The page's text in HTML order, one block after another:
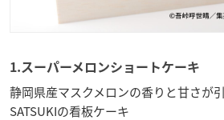
1.スーパーメロンショートケーキ
静岡県産マスクメロンの香りと甘さが
SATSUKIの看板ケーキ